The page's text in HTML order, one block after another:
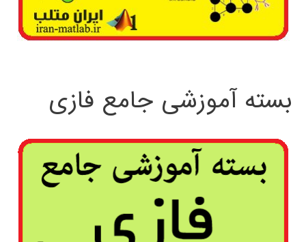
بسته آموزشی جامع فازی